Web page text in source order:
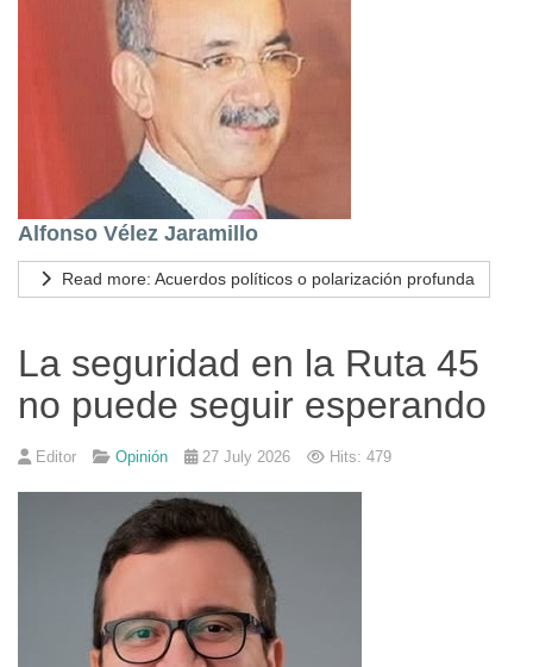
Alfonso Vélez Jaramillo
Read more: Acuerdos políticos o polarización profunda
La seguridad en la Ruta 45
no puede seguir esperando
Editor Opinión 27 July 2026 Hits: 479